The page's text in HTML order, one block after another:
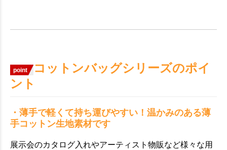
point
コットンバッグシリーズのポイ
ント
・薄手で軽くて持ち運びやすい！温かみのある薄
手コットン生地素材です
展示会のカタログ入れやアーティスト物販など様々な用